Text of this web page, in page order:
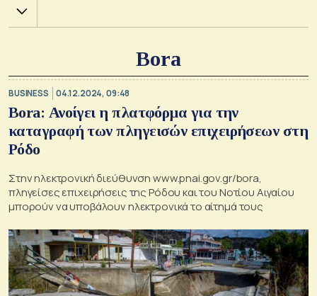
Χ.Α.
Bora
BUSINESS 04.12.2024, 09:48
Bora: Ανοίγει η πλατφόρμα για την
καταγραφή των πληγεισών επιχειρήσεων στη
Ρόδο
Στην ηλεκτρονική διεύθυνση www.pnai.gov.gr/bora,
πληγείσες επιχειρήσεις της Ρόδου και του Νοτίου Αιγαίου
μπορούν να υποβάλουν ηλεκτρονικά το αίτημά τους